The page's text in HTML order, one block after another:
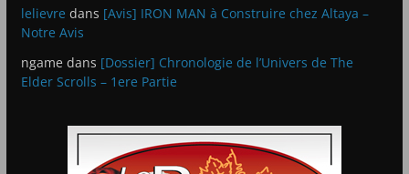
lelievre dans [Avis] IRON MAN à Construire chez Altaya –
Notre Avis
ngame dans [Dossier] Chronologie de l’Univers de The
Elder Scrolls – 1ere Partie